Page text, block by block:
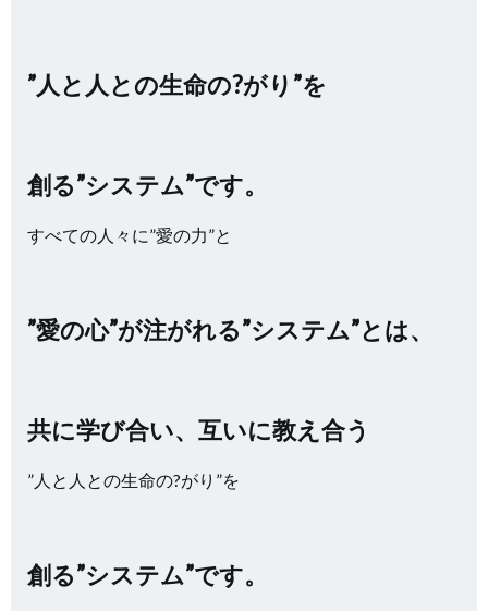
”人と人との生命の?がり”を
創る”システム”です。
すべての人々に”愛の力”と
”愛の心”が注がれる”システム”とは、
共に学び合い、互いに教え合う
”人と人との生命の?がり”を
創る”システム”です。